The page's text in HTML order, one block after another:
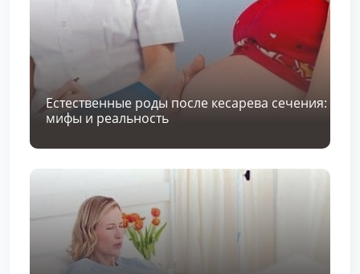
Естественные роды после кесарева сечения:
мифы и реальность